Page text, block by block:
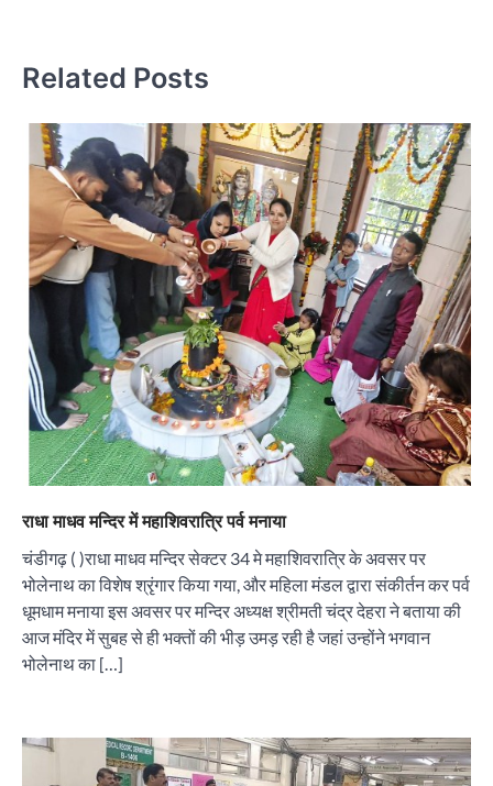
Related Posts
राधा माधव मन्दिर में महाशिवरात्रि पर्व मनाया
चंडीगढ़ ( )राधा माधव मन्दिर सेक्टर 34 मे महाशिवरात्रि के अवसर पर
भोलेनाथ का विशेष श्रृंगार किया गया, और महिला मंडल द्वारा संकीर्तन कर पर्व
धूमधाम मनाया इस अवसर पर मन्दिर अध्यक्ष श्रीमती चंद्र देहरा ने बताया की
आज मंदिर में सुबह से ही भक्तों की भीड़ उमड़ रही है जहां उन्होंने भगवान
भोलेनाथ का […]